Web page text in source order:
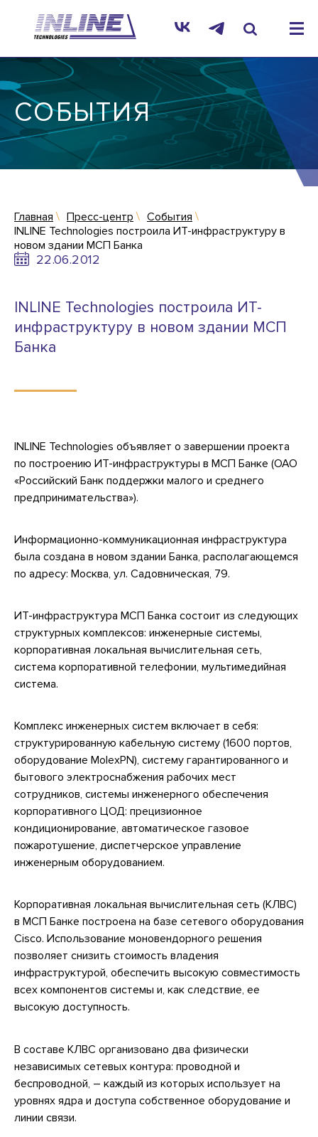
СОБЫТИЯ
Главная Пресс-центр
События
INLINE Technologies построила ИТ-инфраструктуру в
новом здании МСП Банка
22.06.2012
INLINE Technologies построила ИТ-
инфраструктуру в новом здании МСП
Банка
INLINE Technologies объявляет о завершении проекта
по построению ИТ-инфраструктуры в МСП Банке (ОАО
«Российский Банк поддержки малого и среднего
предпринимательства»).
Информационно-коммуникационная инфраструктура
была создана в новом здании Банка, располагающемся
по адресу: Москва, ул. Садовническая, 79.
ИТ-инфраструктура МСП Банка состоит из следующих
структурных комплексов: инженерные системы,
корпоративная локальная вычислительная сеть,
система корпоративной телефонии, мультимедийная
система.
Комплекс инженерных систем включает в себя:
структурированную кабельную систему (1600 портов,
оборудование MolexPN), систему гарантированного и
бытового электроснабжения рабочих мест
сотрудников, системы инженерного обеспечения
корпоративного ЦОД: прецизионное
кондиционирование, автоматическое газовое
пожаротушение, диспетчерское управление
инженерным оборудованием.
Корпоративная локальная вычислительная сеть (КЛВС)
в МСП Банке построена на базе сетевого оборудования
Cisco. Использование моновендорного решения
позволяет снизить стоимость владения
инфраструктурой, обеспечить высокую совместимость
всех компонентов системы и, как следствие, ее
высокую доступность.
В составе КЛВС организовано два физически
независимых сетевых контура: проводной и
беспроводной, – каждый из которых использует на
уровнях ядра и доступа собственное оборудование и
линии связи.